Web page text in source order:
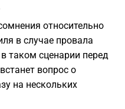
относительно
в случае провала
таком сценарии перед
вопрос о
на нескольких